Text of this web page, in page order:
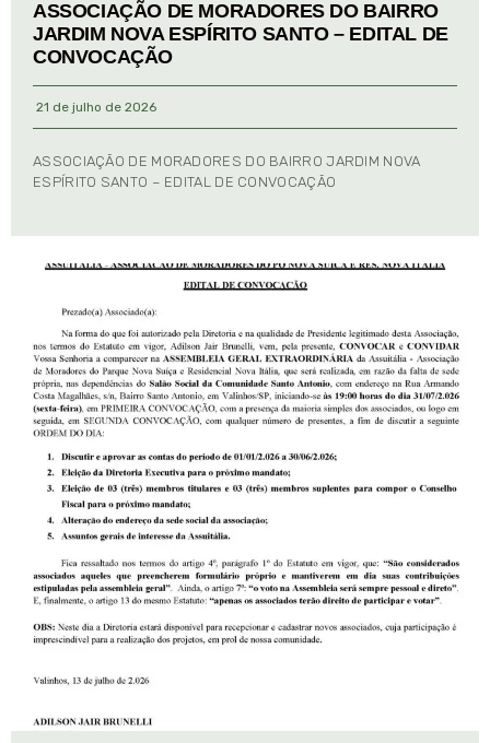
ASSOCIAÇÃO DE MORADORES DO BAIRRO
JARDIM NOVA ESPÍRITO SANTO – EDITAL DE
CONVOCAÇÃO
21 de julho de 2026
ASSOCIAÇÃO DE MORADORES DO BAIRRO JARDIM NOVA
ESPÍRITO SANTO – EDITAL DE CONVOCAÇÃO